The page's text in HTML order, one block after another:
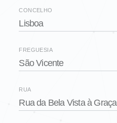
CONCELHO
Lisboa
FREGUESIA
São Vicente
RUA
Rua da Bela Vista à Graça